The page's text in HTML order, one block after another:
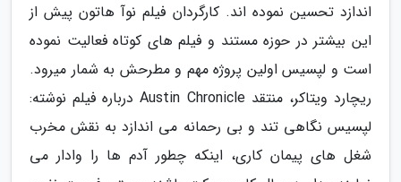
اندازد تحسین نموده اند. کارگردان فیلم نوآ هاتون پیش از
این بیشتر در حوزه مستند و فیلم های کوتاه فعالیت نموده
است و لپسیس اولین پروژه مهم و مطرحش به شمار میرود.
ریچارد ویتاکر، منتقد Austin Chronicle درباره فیلم نوشته:
لپسیس نگاهی تند و بی رحمانه می اندازد به نقش مخرب
شغل های پیمان کاری، اینکه چطور آدم ها را وادار می